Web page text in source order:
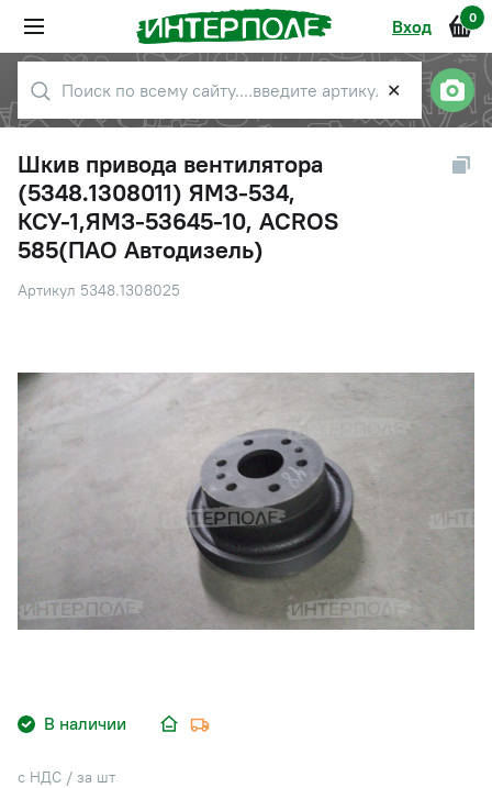
Вход 0
✕
Шкив привода вентилятора
(5348.1308011) ЯМЗ-534,
КСУ-1,ЯМЗ-53645-10, ACROS
585(ПАО Автодизель)
Артикул 5348.1308025
В наличии
с НДС / за шт